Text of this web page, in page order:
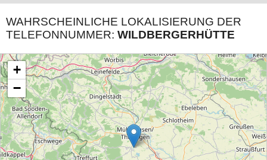
WAHRSCHEINLICHE LOKALISIERUNG DER
TELEFONNUMMER: WILDBERGERHÜTTE